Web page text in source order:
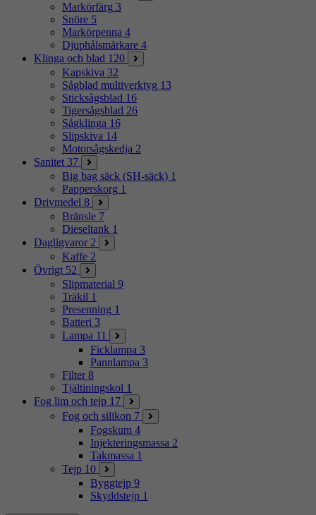
Markörfärg 3
Snöre 5
Markörpenna 4
Djuphålsmärkare 4
Klinga och blad 120
Kapskiva 32
Sågblad multiverktyg 13
Sticksågsblad 16
Tigersågsblad 26
Sågklinga 16
Slipskiva 14
Motorsågskedja 2
Sanitet 37
Big bag säck (SH-säck) 1
Papperskorg 1
Drivmedel 8
Bränsle 7
Dieseltank 1
Dagligvaror 2
Kaffe 2
Övrigt 52
Slipmaterial 9
Träkil 1
Presenning 1
Batteri 3
Lampa 11
Ficklampa 3
Pannlampa 3
Filter 8
Tjältiningskol 1
Fog lim och tejp 17
Fog och silikon 7
Fogskum 4
Injekteringsmassa 2
Takmassa 1
Tejp 10
Byggtejp 9
Skyddstejp 1